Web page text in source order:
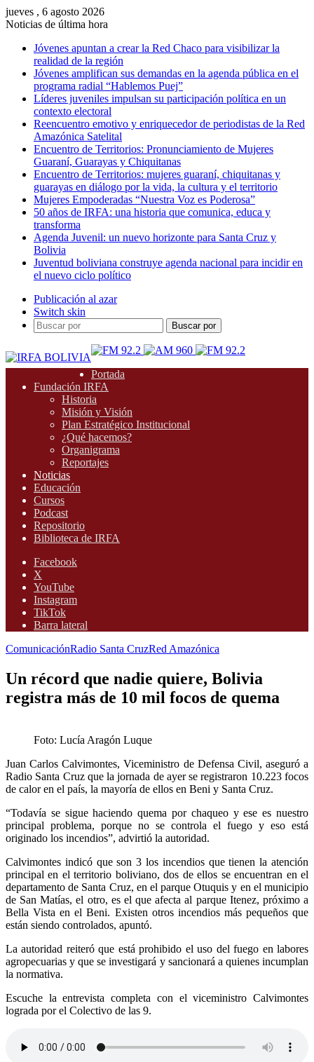
jueves , 6 agosto 2026
Noticias de última hora
Jóvenes apuntan a crear la Red Chaco para visibilizar la
realidad de la región
Jóvenes amplifican sus demandas en la agenda pública en el
programa radial “Hablemos Puej”
Líderes juveniles impulsan su participación política en un
contexto electoral
Reencuentro emotivo y enriquecedor de periodistas de la Red
Amazónica Satelital
Encuentro de Territorios: Pronunciamiento de Mujeres
Guaraní, Guarayas y Chiquitanas
Encuentro de Territorios: mujeres guaraní, chiquitanas y
guarayas en diálogo por la vida, la cultura y el territorio
Mujeres Empoderadas “Nuestra Voz es Poderosa”
50 años de IRFA: una historia que comunica, educa y
transforma
Agenda Juvenil: un nuevo horizonte para Santa Cruz y
Bolivia
Juventud boliviana construye agenda nacional para incidir en
el nuevo ciclo político
Publicación al azar
Switch skin
Buscar por
Portada
Fundación IRFA
Historia
Misión y Visión
Plan Estratégico Institucional
¿Qué hacemos?
Organigrama
Reportajes
Noticias
Educación
Cursos
Podcast
Repositorio
Biblioteca de IRFA
Facebook
X
YouTube
Instagram
TikTok
Barra lateral
ComunicaciónRadio Santa CruzRed Amazónica
Un récord que nadie quiere, Bolivia
registra más de 10 mil focos de quema
Foto: Lucía Aragón Luque
Juan Carlos Calvimontes, Viceministro de Defensa Civil, aseguró a
Radio Santa Cruz que la jornada de ayer se registraron 10.223 focos
de calor en el país, la mayoría de ellos en Beni y Santa Cruz.
“Todavía se sigue haciendo quema por chaqueo y ese es nuestro
principal problema, porque no se controla el fuego y eso está
originado los incendios”, advirtió la autoridad.
Calvimontes indicó que son 3 los incendios que tienen la atención
principal en el territorio boliviano, dos de ellos se encuentran en el
departamento de Santa Cruz, en el parque Otuquis y en el municipio
de San Matías, el otro, es el que afecta al parque Itenez, próximo a
Bella Vista en el Beni. Existen otros incendios más pequeños que
están siendo controlados, apuntó.
La autoridad reiteró que está prohibido el uso del fuego en labores
agropecuarias y que se investigará y sancionará a quienes incumplan
la normativa.
Escuche la entrevista completa con el viceministro Calvimontes
lograda por el Colectivo de las 9.